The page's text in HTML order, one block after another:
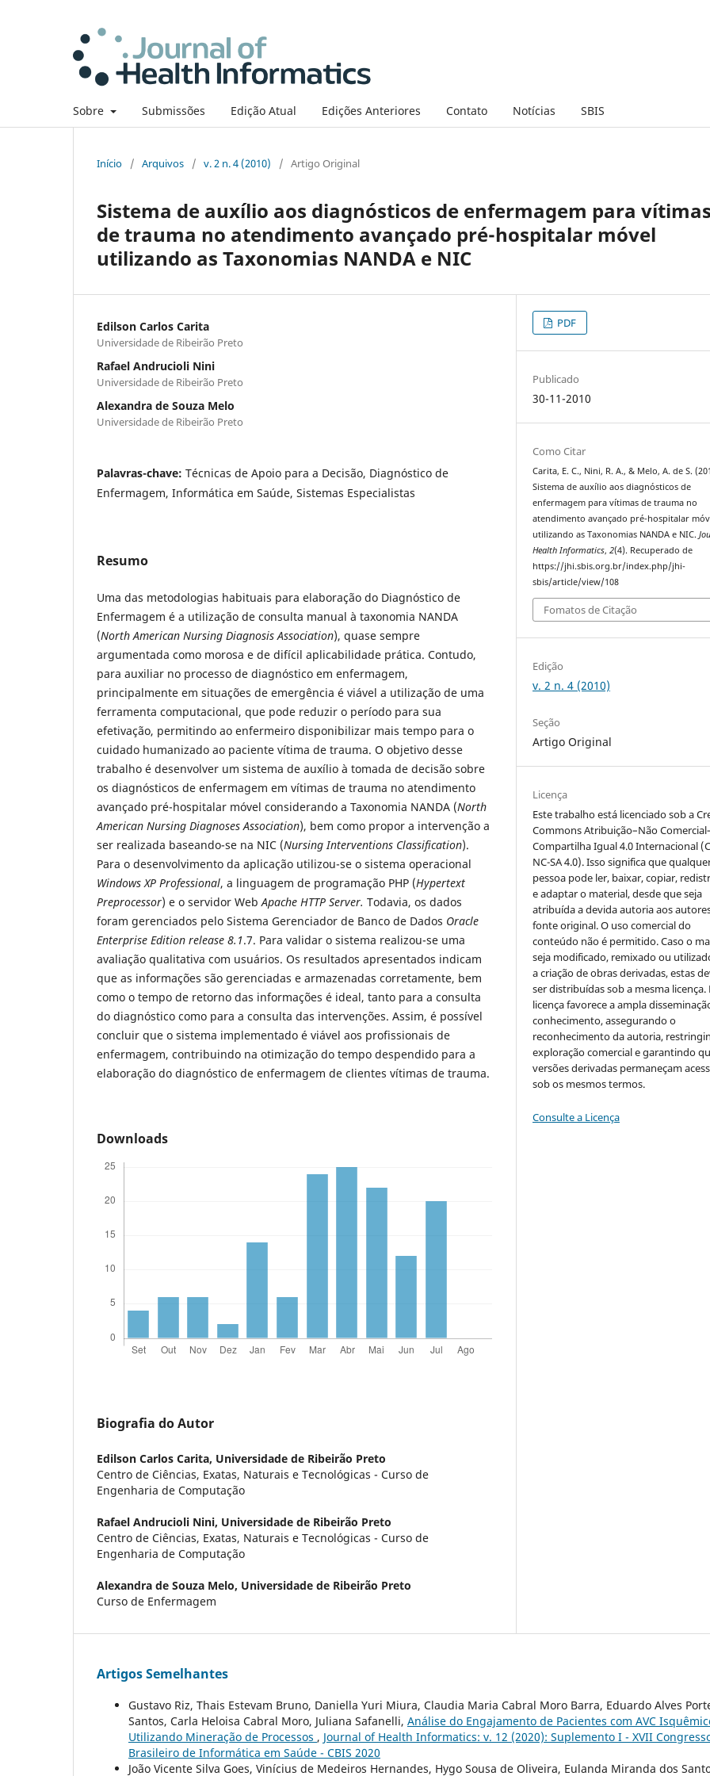
Sobre Submissões Edição Atual Edições Anteriores Contato Notícias SBIS
Início / Arquivos / v. 2 n. 4 (2010) / Artigo Original
Sistema de auxílio aos diagnósticos de enfermagem para vítimas
de trauma no atendimento avançado pré-hospitalar móvel
utilizando as Taxonomias NANDA e NIC
Edilson Carlos Carita
Universidade de Ribeirão Preto
Rafael Andrucioli Nini
Universidade de Ribeirão Preto
Alexandra de Souza Melo
Universidade de Ribeirão Preto
Palavras-chave: Técnicas de Apoio para a Decisão, Diagnóstico de
Enfermagem, Informática em Saúde, Sistemas Especialistas
Resumo
Uma das metodologias habituais para elaboração do Diagnóstico de
Enfermagem é a utilização de consulta manual à taxonomia NANDA
(North American Nursing Diagnosis Association), quase sempre
argumentada como morosa e de difícil aplicabilidade prática. Contudo,
para auxiliar no processo de diagnóstico em enfermagem,
principalmente em situações de emergência é viável a utilização de uma
ferramenta computacional, que pode reduzir o período para sua
efetivação, permitindo ao enfermeiro disponibilizar mais tempo para o
cuidado humanizado ao paciente vítima de trauma. O objetivo desse
trabalho é desenvolver um sistema de auxílio à tomada de decisão sobre
os diagnósticos de enfermagem em vítimas de trauma no atendimento
avançado pré-hospitalar móvel considerando a Taxonomia NANDA (North
American Nursing Diagnoses Association), bem como propor a intervenção a
ser realizada baseando-se na NIC (Nursing Interventions Classification).
Para o desenvolvimento da aplicação utilizou-se o sistema operacional
Windows XP Professional, a linguagem de programação PHP (Hypertext
Preprocessor) e o servidor WebApache HTTP Server. Todavia, os dados
foram gerenciados pelo Sistema Gerenciador de Banco de Dados Oracle
Enterprise Edition release 8.1.7. Para validar o sistema realizou-se uma
avaliação qualitativa com usuários. Os resultados apresentados indicam
que as informações são gerenciadas e armazenadas corretamente, bem
como o tempo de retorno das informações é ideal, tanto para a consulta
do diagnóstico como para a consulta das intervenções. Assim, é possível
concluir que o sistema implementado é viável aos profissionais de
enfermagem, contribuindo na otimização do tempo despendido para a
elaboração do diagnóstico de enfermagem de clientes vítimas de trauma.
Downloads
Biografia do Autor
Edilson Carlos Carita, Universidade de Ribeirão Preto
Centro de Ciências, Exatas, Naturais e Tecnológicas - Curso de
Engenharia de Computação
Rafael Andrucioli Nini, Universidade de Ribeirão Preto
Centro de Ciências, Exatas, Naturais e Tecnológicas - Curso de
Engenharia de Computação
Alexandra de Souza Melo, Universidade de Ribeirão Preto
Curso de Enfermagem
PDF
Publicado
30-11-2010
Como Citar
Carita, E. C., Nini, R. A., & Melo, A. de S.
Sistema de auxílio aos diagnósticos de
enfermagem para vítimas de trauma no
atendimento avançado pré-hospitalar
utilizando as Taxonomias NANDA e NIC.
Health Informatics,2(4). Recuperado de
https://jhi.sbis.org.br/index.php/jhi-
sbis/article/view/108
Fomatos de Citação
Edição
v. 2 n. 4 (2010)
Seção
Artigo Original
Licença
Este trabalho está licenciado sob a
Commons Atribuição–Não
Compartilha Igual 4.0 Internacional
NC-SA 4.0). Isso significa que
pessoa pode ler, baixar, copiar,
e adaptar o material, desde que seja
atribuída a devida autoria aos
fonte original. O uso comercial do
conteúdo não é permitido. Caso o
seja modificado, remixado ou
a criação de obras derivadas, estas
ser distribuídas sob a mesma licença.
licença favorece a ampla
conhecimento, assegurando o
reconhecimento da autoria,
exploração comercial e garantindo
versões derivadas permaneçam
sob os mesmos termos.
Consulte a Licença
Artigos Semelhantes
Gustavo Riz, Thais Estevam Bruno, Daniella Yuri Miura, Claudia Maria Cabral Moro Barra, Eduardo Alves
Santos, Carla Heloisa Cabral Moro, Juliana Safanelli, Análise do Engajamento de Pacientes com AVC
Utilizando Mineração de Processos , Journal of Health Informatics: v. 12 (2020): Suplemento I - XVII
Brasileiro de Informática em Saúde - CBIS 2020
João Vicente Silva Goes, Vinícius de Medeiros Hernandes, Hygo Sousa de Oliveira, Eulanda Miranda dos